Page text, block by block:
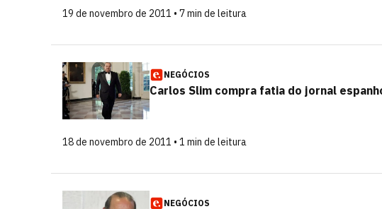
19 de novembro de 2011 • 7 min de leitura
NEGÓCIOS
Carlos Slim compra fatia do jornal
18 de novembro de 2011 • 1 min de leitura
NEGÓCIOS